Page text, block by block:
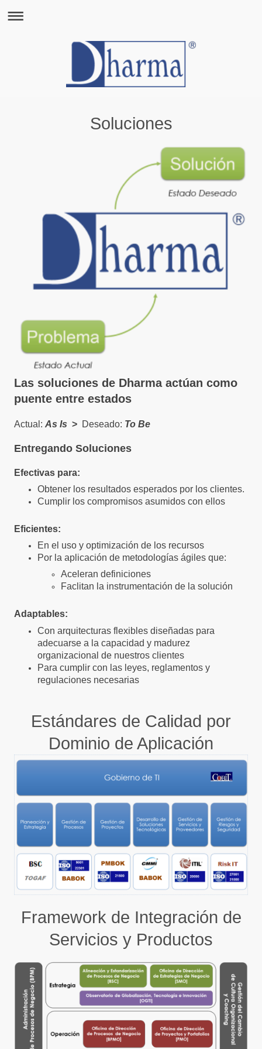
Soluciones
Las soluciones de Dharma actúan como
puente entre estados
Actual: As Is > Deseado: To Be
Entregando Soluciones
Efectivas para:
Obtener los resultados esperados por los clientes.
Cumplir los compromisos asumidos con ellos
Eficientes:
En el uso y optimización de los recursos
Por la aplicación de metodologías ágiles que:
Aceleran definiciones
Faclitan la instrumentación de la solución
Adaptables:
Con arquitecturas flexibles diseñadas para
adecuarse a la capacidad y madurez
organizacional de nuestros clientes
Para cumplir con las leyes, reglamentos y
regulaciones necesarias
Estándares de Calidad por
Dominio de Aplicación
Framework de Integración de
Servicios y Productos